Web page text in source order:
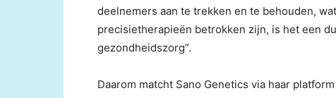
deelnemers aan te trekken en te behouden,
precisietherapieën betrokken zijn, is het een
gezondheidszorg”.
Daarom matcht Sano Genetics via haar